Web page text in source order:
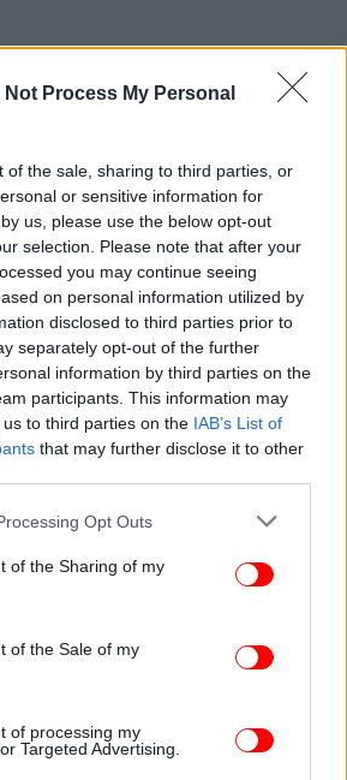
Not Process My Personal
of the sale, sharing to third parties, or
or sensitive information for
us, please use the below opt-out
selection. Please note that after your
you may continue seeing
on personal information utilized by
disclosed to third parties prior to
separately opt-out of the further
information by third parties on the
participants. This information may
to third parties on the IAB’s List of
that may further disclose it to other
website/app uses one or more Google
or usage behaviour. You may click to
to Google and its third-party tags to
specified purposes in below Google
Opt Outs
of the Sharing of my
of the Sale of my
of processing my
Targeted Advertising.